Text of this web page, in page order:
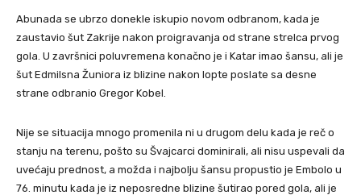
Abunada se ubrzo donekle iskupio novom odbranom, kada je
zaustavio šut Zakrije nakon proigravanja od strane strelca prvog
gola. U završnici poluvremena konačno je i Katar imao šansu, ali je
šut Edmilsna Žuniora iz blizine nakon lopte poslate sa desne
strane odbranio Gregor Kobel.
Nije se situacija mnogo promenila ni u drugom delu kada je reč o
stanju na terenu, pošto su Švajcarci dominirali, ali nisu uspevali da
uvećaju prednost, a možda i najbolju šansu propustio je Embolo u
76. minutu kada je iz neposredne blizine šutirao pored gola, ali je